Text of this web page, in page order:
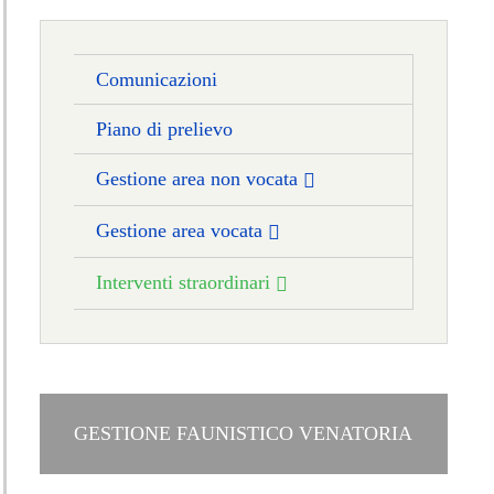
Comunicazioni
Piano di prelievo
Gestione area non vocata
Gestione area vocata
Interventi straordinari
GESTIONE FAUNISTICO VENATORIA